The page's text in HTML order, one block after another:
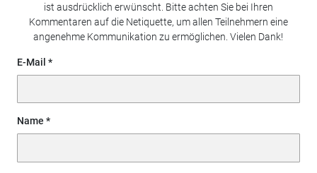
ist ausdrücklich erwünscht. Bitte achten Sie bei Ihren
Kommentaren auf die Netiquette, um allen Teilnehmern eine
angenehme Kommunikation zu ermöglichen. Vielen Dank!
E-Mail
Name